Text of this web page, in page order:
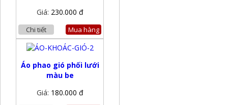
Giá: 230.000 đ
Chi tiết Mua hàng
Áo phao gió phối lưới
màu be
Giá: 180.000 đ